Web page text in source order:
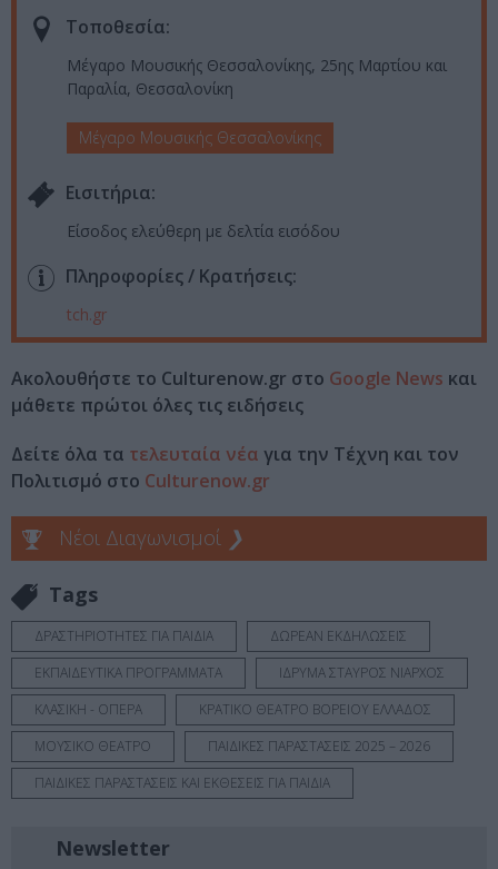
Τοποθεσία:
Μέγαρο Μουσικής Θεσσαλονίκης, 25ης Μαρτίου και
Παραλία, Θεσσαλονίκη
Μέγαρο Μουσικής Θεσσαλονίκης
Eισιτήρια:
Είσοδος ελεύθερη με δελτία εισόδου
Πληροφορίες / Κρατήσεις:
tch.gr
Ακολουθήστε το Culturenow.gr στο Google News και
μάθετε πρώτοι όλες τις ειδήσεις
Δείτε όλα τα τελευταία νέα για την Τέχνη και τον
Πολιτισμό στο Culturenow.gr
Νέοι Διαγωνισμοί ❯
Tags
ΔΡΑΣΤΗΡΙΟΤΗΤΕΣ ΓΙΑ ΠΑΙΔΙΑ
ΔΩΡΕΑΝ ΕΚΔΗΛΩΣΕΙΣ
ΕΚΠΑΙΔΕΥΤΙΚΑ ΠΡΟΓΡΑΜΜΑΤΑ
ΙΔΡΥΜΑ ΣΤΑΥΡΟΣ ΝΙΑΡΧΟΣ
ΚΛΑΣΙΚΗ - ΟΠΕΡΑ
ΚΡΑΤΙΚΟ ΘΕΑΤΡΟ ΒΟΡΕΙΟΥ ΕΛΛΑΔΟΣ
ΜΟΥΣΙΚΟ ΘΕΑΤΡΟ
ΠΑΙΔΙΚΕΣ ΠΑΡΑΣΤΑΣΕΙΣ 2025 – 2026
ΠΑΙΔΙΚΕΣ ΠΑΡΑΣΤΑΣΕΙΣ ΚΑΙ ΕΚΘΕΣΕΙΣ ΓΙΑ ΠΑΙΔΙΑ
Newsletter